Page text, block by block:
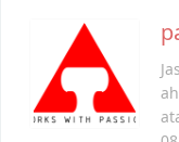
navigation